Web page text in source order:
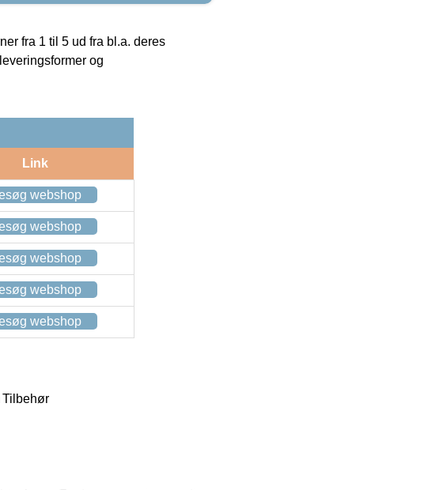
fra 1 til 5 ud fra bl.a. deres
og
Link
webshop
webshop
webshop
webshop
webshop